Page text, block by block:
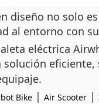
diseño no solo
al entorno con
eléctrica
solución
Bike | Air Scooter |